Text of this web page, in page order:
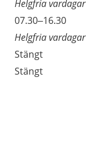
Helgfria vardagar
07.30–16.30
Helgfria vardagar
Stängt
Stängt